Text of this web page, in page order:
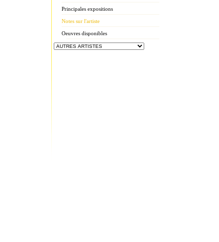
Principales expositions
Notes sur l'artiste
Oeuvres disponibles